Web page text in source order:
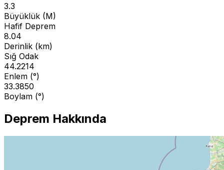
3.3
Büyüklük (M)
Hafif Deprem
8.04
Derinlik (km)
Sığ Odak
44.2214
Enlem (°)
33.3850
Boylam (°)
Deprem Hakkında